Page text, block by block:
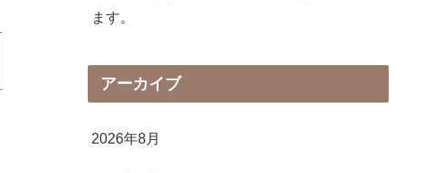
ます。
アーカイブ
2026年8月